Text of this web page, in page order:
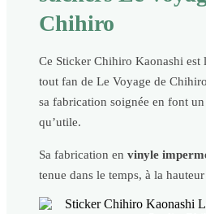
Chihiro
Ce Sticker Chihiro Kaonashi est
tout fan de Le Voyage de
sa fabrication soignée en font
qu’utile.
Sa fabrication en vinyle
tenue dans le temps, à la